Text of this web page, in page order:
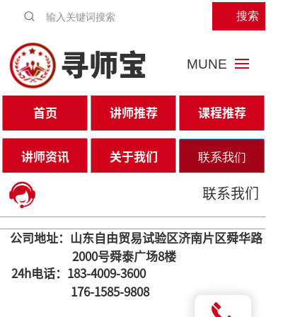
搜索
寻师宝 MUNE
首页 讲师推荐 课程推荐
讲师资讯 关于我们 联系我们
联系我们
公司地址：山东自由贸易试验区济南片区舜华路
2000号舜泰广场8楼
24h电话：183-4009-3600
176-1585-9808